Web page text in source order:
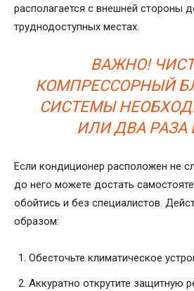
располагается с внешней стороны
труднодоступных местах.
ВАЖНО!
КОМПРЕССОРНЫЙ
СИСТЕМЫ
ИЛИ ДВА РАЗА
Если кондиционер расположен не
до него можете достать
обойтись и без специалистов.
образом:
Обесточьте климатическое
Аккуратно открутите защитную